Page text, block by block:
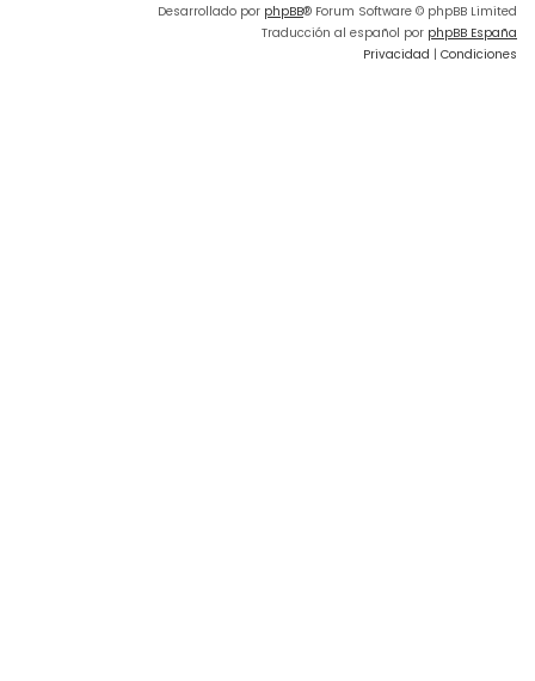
Desarrollado por phpBB® Forum Software © phpBB Limited
Traducción al español por phpBB España
Privacidad | Condiciones